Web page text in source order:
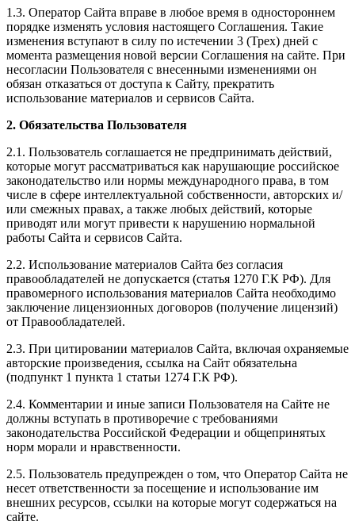
1.3. Оператор Сайта вправе в любое время в одностороннем
порядке изменять условия настоящего Соглашения. Такие
изменения вступают в силу по истечении 3 (Трех) дней с
момента размещения новой версии Соглашения на сайте. При
несогласии Пользователя с внесенными изменениями он
обязан отказаться от доступа к Сайту, прекратить
использование материалов и сервисов Сайта.
2. Обязательства Пользователя
2.1. Пользователь соглашается не предпринимать действий,
которые могут рассматриваться как нарушающие российское
законодательство или нормы международного права, в том
числе в сфере интеллектуальной собственности, авторских и/
или смежных правах, а также любых действий, которые
приводят или могут привести к нарушению нормальной
работы Сайта и сервисов Сайта.
2.2. Использование материалов Сайта без согласия
правообладателей не допускается (статья 1270 Г.К РФ). Для
правомерного использования материалов Сайта необходимо
заключение лицензионных договоров (получение лицензий)
от Правообладателей.
2.3. При цитировании материалов Сайта, включая охраняемые
авторские произведения, ссылка на Сайт обязательна
(подпункт 1 пункта 1 статьи 1274 Г.К РФ).
2.4. Комментарии и иные записи Пользователя на Сайте не
должны вступать в противоречие с требованиями
законодательства Российской Федерации и общепринятых
норм морали и нравственности.
2.5. Пользователь предупрежден о том, что Оператор Сайта не
несет ответственности за посещение и использование им
внешних ресурсов, ссылки на которые могут содержаться на
сайте.